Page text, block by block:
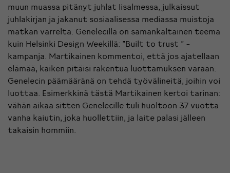
muun muassa pitänyt juhlat Iisalmessa, julkaissut
juhlakirjan ja jakanut sosiaalisessa mediassa muistoja
matkan varrelta. Genelecillä on samankaltainen teema
kuin Helsinki Design Weekillä: ”Built to trust ” -
kampanja. Martikainen kommentoi, että jos ajatellaan
elämää, kaiken pitäisi rakentua luottamuksen varaan.
Genelecin päämääränä on tehdä työvälineitä, joihin voi
luottaa. Esimerkkinä tästä Martikainen kertoi tarinan:
vähän aikaa sitten Genelecille tuli huoltoon 37 vuotta
vanha kaiutin, joka huollettiin, ja laite palasi jälleen
takaisin hommiin.